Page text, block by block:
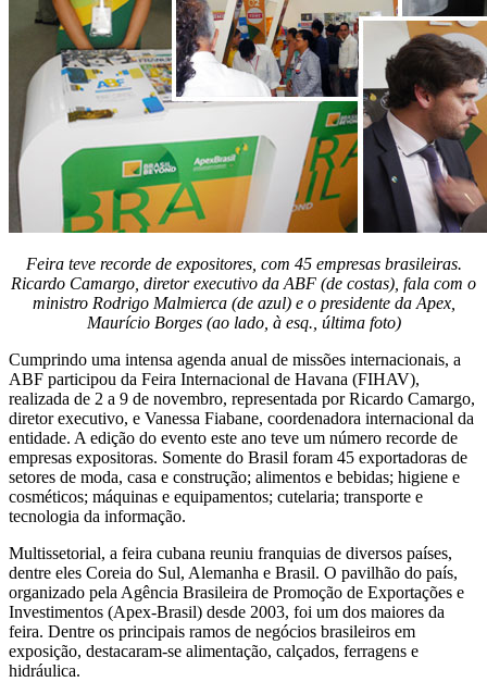
Feira teve recorde de expositores, com 45 empresas brasileiras.
Ricardo Camargo, diretor executivo da ABF (de costas), fala com o
ministro Rodrigo Malmierca (de azul) e o presidente da Apex,
Maurício Borges (ao lado, à esq., última foto)
Cumprindo uma intensa agenda anual de missões internacionais, a
ABF participou da Feira Internacional de Havana (FIHAV),
realizada de 2 a 9 de novembro, representada por Ricardo Camargo,
diretor executivo, e Vanessa Fiabane, coordenadora internacional da
entidade. A edição do evento este ano teve um número recorde de
empresas expositoras. Somente do Brasil foram 45 exportadoras de
setores de moda, casa e construção; alimentos e bebidas; higiene e
cosméticos; máquinas e equipamentos; cutelaria; transporte e
tecnologia da informação.
Multissetorial, a feira cubana reuniu franquias de diversos países,
dentre eles Coreia do Sul, Alemanha e Brasil. O pavilhão do país,
organizado pela Agência Brasileira de Promoção de Exportações e
Investimentos (Apex-Brasil) desde 2003, foi um dos maiores da
feira. Dentre os principais ramos de negócios brasileiros em
exposição, destacaram-se alimentação, calçados, ferragens e
hidráulica.